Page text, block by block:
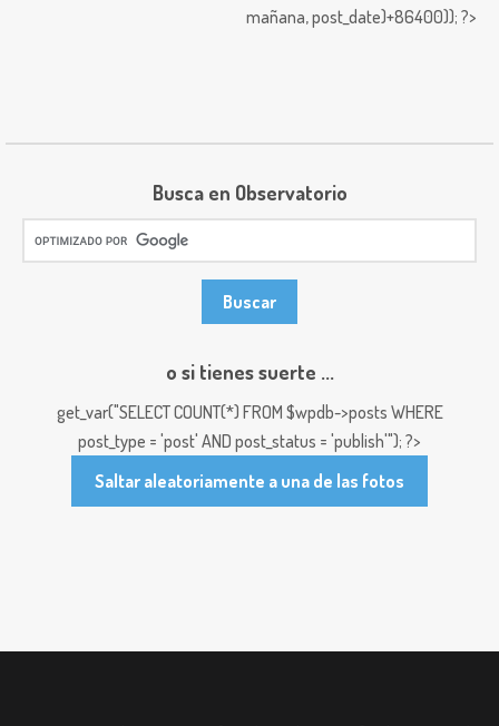
mañana,post_date)+86400)); ?>
Busca en Observatorio
o si tienes suerte ...
get_var("SELECT COUNT(*) FROM $wpdb->posts WHERE
post_type = 'post' AND post_status = 'publish'"); ?>
Saltar aleatoriamente a una de las fotos